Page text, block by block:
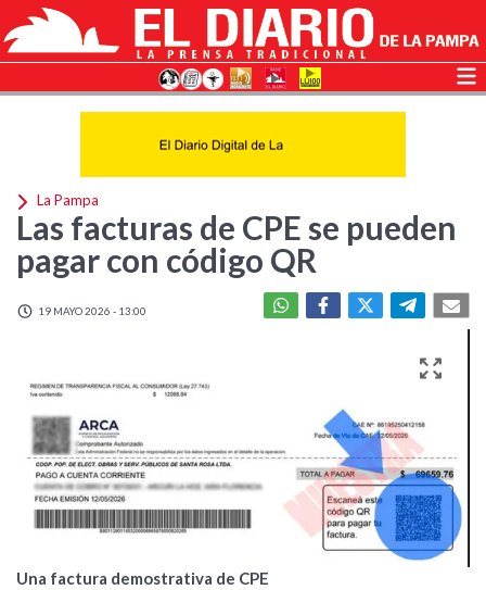
La Pampa
Las facturas de CPE se pueden
pagar con código QR
19 MAYO 2026 - 13:00
Una factura demostrativa de CPE